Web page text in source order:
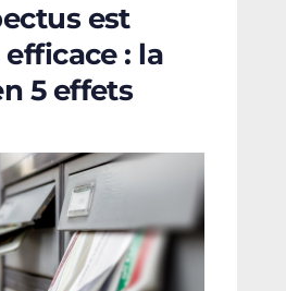
est
: la
5 effets